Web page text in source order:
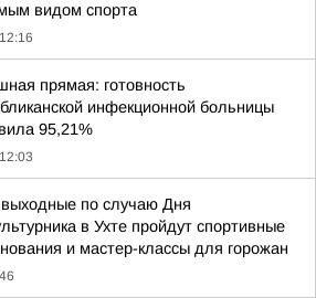
видом спорта
12:16
прямая: готовность
инфекционной больницы
95,21%
12:03
по случаю Дня
в Ухте пройдут спортивные
и мастер-классы для горожан